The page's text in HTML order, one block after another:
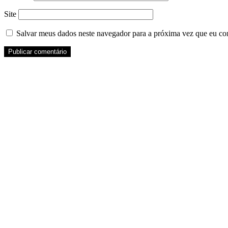
Site
Salvar meus dados neste navegador para a próxima vez que eu